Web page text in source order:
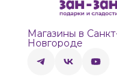
Магазины в
Новгороде